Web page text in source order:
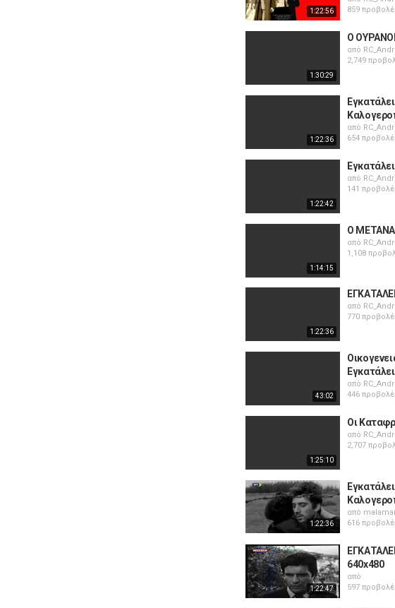
1:22:56
859
1:30:29
Ο
από
2,749
1:22:36
από
654
1:22:42
από
141
1:14:15
Ο
από
1,108
1:22:36
από
770
43:02
από
446
1:25:10
Οι
από
2,707
1:22:36
από
616
1:22:47
640x480
από
597